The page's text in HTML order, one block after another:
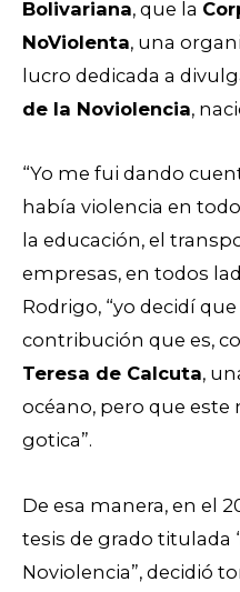
Bolivariana, que la
NoViolenta, una
lucro dedicada a
de la Noviolencia,
“Yo me fui dando
había violencia en
la educación, el
empresas, en todos
Rodrigo, “yo decidí
contribución que es,
Teresa de Calcuta,
océano, pero que este
gotica”.
De esa manera, en el
tesis de grado titulada
Noviolencia”, decidió